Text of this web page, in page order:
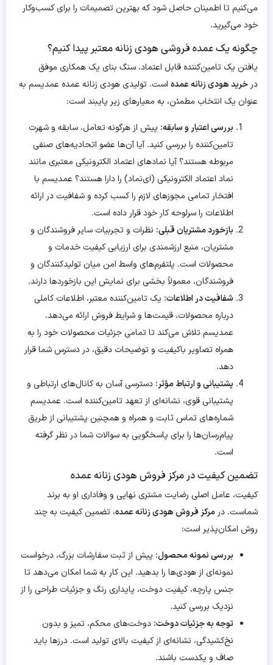
می‌کنیم تا اطمینان حاصل شود که بهترین تصمیمات را برای کسب‌وکار
خود می‌گیرید.
چگونه یک عمده فروشی هودی زنانه معتبر پیدا کنیم؟
یافتن یک تامین‌کننده قابل اعتماد، سنگ بنای یک همکاری موفق
درخرید هودی زنانه عمده است. تولیدی هودی زنانه عمده عمدیسم به
عنوان یک انتخاب مطمئن، به معیارهای زیر پایبند است:
بررسی اعتبار و سابقه: پیش از هرگونه تعامل، سابقه و شهرت
تامین‌کننده را بررسی کنید. آیا آن‌ها عضو اتحادیه‌های صنفی
مربوطه هستند؟ آیا نمادهای اعتماد الکترونیکی معتبری مانند
نماد اعتماد الکترونیکی (ای‌نماد) را دارا هستند؟ عمدیسم با
افتخار تمامی مجوزهای لازم را کسب کرده و شفافیت در ارائه
اطلاعات را سرلوحه کار خود قرار داده است.
بازخورد مشتریان قبلی: نظرات و تجربیات سایر فروشندگان و
مشتریان، منبع ارزشمندی برای ارزیابی کیفیت خدمات و
محصولات است. پلتفرم‌های واسط امن میان تولیدکنندگان و
فروشندگان، معمولاً بخشی برای نمایش این بازخوردها دارند.
شفافیت در اطلاعات: یک تامین‌کننده معتبر، اطلاعات کاملی
درباره محصولات، قیمت‌ها و شرایط فروش ارائه می‌دهد.
عمدیسم تلاش می‌کند تا تمامی جزئیات محصولات خود را به
همراه تصاویر باکیفیت و توضیحات دقیق، در دسترس شما قرار
دهد.
پشتیبانی و ارتباط مؤثر: دسترسی آسان به کانال‌های ارتباطی و
پشتیبانی قوی، نشانه‌ای از تعهد تامین‌کننده است. عمدیسم
شماره‌های تماس ثابت و همراه و همچنین پشتیبانی از طریق
پیام‌رسان‌ها را برای پاسخگویی به سوالات شما در نظر گرفته
است.
تضمین کیفیت در مرکز فروش هودی زنانه عمده
کیفیت، عامل اصلی رضایت مشتری نهایی و وفاداری او به برند
شماست. در مرکز فروش هودی زنانه عمده، تضمین کیفیت به چند
روش امکان‌پذیر است:
بررسی نمونه محصول: پیش از ثبت سفارشات بزرگ، درخواست
نمونه‌ای از هودی‌ها را بدهید. این کار به شما امکان می‌دهد تا
جنس پارچه، کیفیت دوخت، پایداری رنگ و جزئیات طراحی را از
نزدیک بررسی کنید.
توجه به جزئیات دوخت: دوخت‌های محکم، تمیز و بدون
نخ‌کشیدگی، نشانه‌ای از کیفیت بالای تولید است. درزها باید
صاف و یکدست باشند.